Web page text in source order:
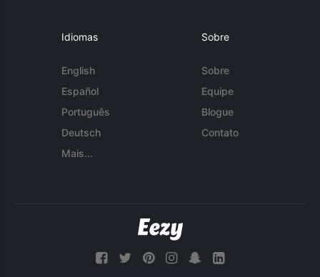
Idiomas
English
Español
Português
Deutsch
Mais...
Sobre
Sobre
Equipe
Blogue
Contato